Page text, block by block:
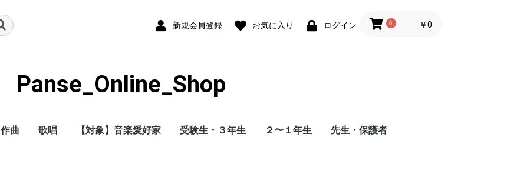
新規会員登録 お気に入り ログイン 0 ￥0
Panse_Online_Shop
作曲 歌唱 【対象】音楽愛好家 受験生・３年生 ２〜１年生 先生・保護者